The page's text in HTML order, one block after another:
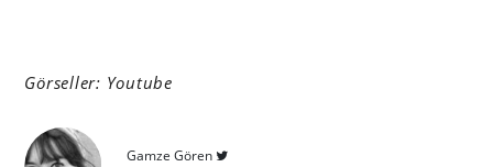
Görseller: Youtube
Gamze Gören